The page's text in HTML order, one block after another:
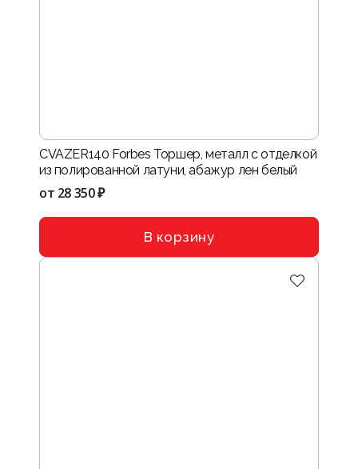
CVAZER140 Forbes Торшер, металл с отделкой
из полированной латуни, абажур лен белый
от 28 350 ₽
В корзину